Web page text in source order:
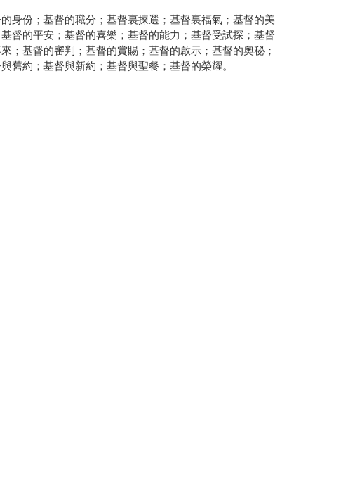
身份；基督的職分；基督裏揀選；基督裏福氣；基督的美
督的平安；基督的喜樂；基督的能力；基督受試探；基督
；基督的審判；基督的賞賜；基督的啟示；基督的奧秘；
舊約；基督與新約；基督與聖餐；基督的榮耀。